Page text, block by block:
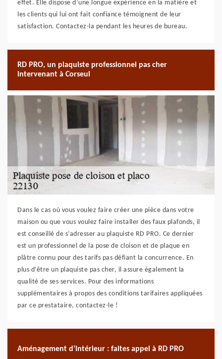
effet. Elle dispose d’une longue expérience en la matière et
les clients qui lui ont fait confiance témoignent de leur
satisfaction. Contactez-la pendant les heures de bureau.
RD PRO, un plaquiste professionnel pas cher
intervenant à Corseul
Dans le cas où vous voulez faire créer une pièce dans votre
maison ou que vous voulez faire installer des faux plafonds, il
est conseillé de s’adresser au plaquiste RD PRO. Ce dernier
est un professionnel de la pose de cloison et de plaque en
plâtre connu pour des tarifs pas défiant la concurrence. En
plus d’être un plaquiste pas cher, il assure également la
qualité de ses services. Pour des informations
supplémentaires à propos des conditions tarifaires appliquées
par ce prestataire, contactez-le !
Aménagement d’intérieur : faites appel à RD PRO